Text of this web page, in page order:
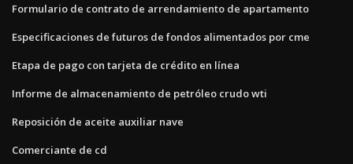
Formulario de contrato de arrendamiento de apartamento
Especificaciones de futuros de fondos alimentados por cme
Etapa de pago con tarjeta de crédito en línea
Informe de almacenamiento de petróleo crudo wti
Reposición de aceite auxiliar nave
Comerciante de cd